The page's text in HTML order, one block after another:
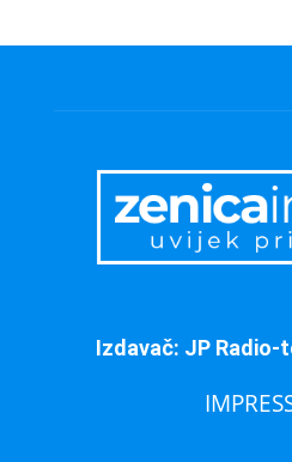
Izdavač: JP Radio-